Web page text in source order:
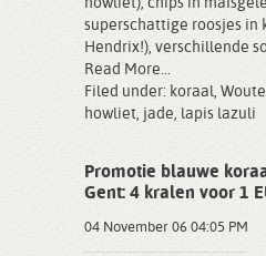
howliet), chips in
superschattige roosjes in
Hendrix!), verschillende
Read More...
Filed under: koraal,
howliet, jade, lapis lazuli
Promotie blauwe
Gent: 4 kralen voor 1
04 November 06 04:05 PM